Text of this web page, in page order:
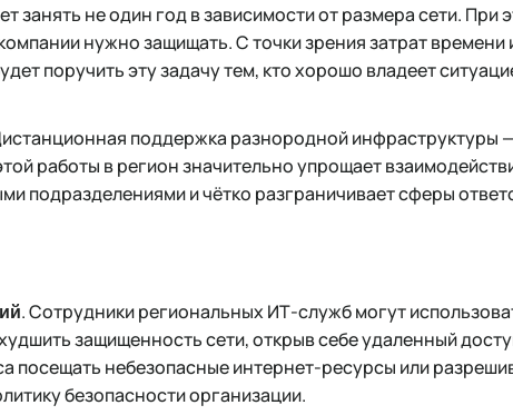
занять не один год в зависимости от размера сети. При
нужно защищать. С точки зрения затрат времени
поручить эту задачу тем, кто хорошо владеет
поддержка разнородной инфраструктуры
работы в регион значительно упрощает
подразделениями и чётко разграничивает сферы
. Сотрудники региональных ИТ-служб могут
защищенность сети, открыв себе удаленный
посещать небезопасные интернет-ресурсы или
безопасности организации.